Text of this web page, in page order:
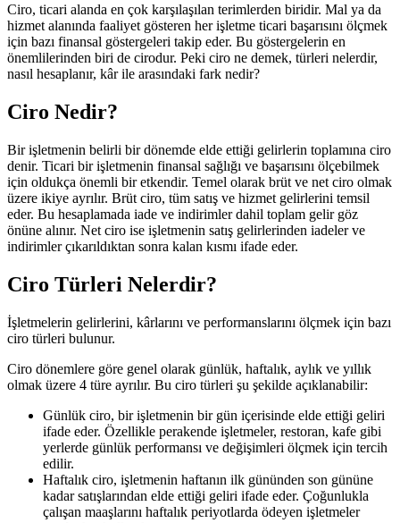
Ciro, ticari alanda en çok karşılaşılan terimlerden biridir. Mal ya da
hizmet alanında faaliyet gösteren her işletme ticari başarısını ölçmek
için bazı finansal göstergeleri takip eder. Bu göstergelerin en
önemlilerinden biri de cirodur. Peki ciro ne demek, türleri nelerdir,
nasıl hesaplanır, kâr ile arasındaki fark nedir?
Ciro Nedir?
Bir işletmenin belirli bir dönemde elde ettiği gelirlerin toplamına ciro
denir. Ticari bir işletmenin finansal sağlığı ve başarısını ölçebilmek
için oldukça önemli bir etkendir. Temel olarak brüt ve net ciro olmak
üzere ikiye ayrılır. Brüt ciro, tüm satış ve hizmet gelirlerini temsil
eder. Bu hesaplamada iade ve indirimler dahil toplam gelir göz
önüne alınır. Net ciro ise işletmenin satış gelirlerinden iadeler ve
indirimler çıkarıldıktan sonra kalan kısmı ifade eder.
Ciro Türleri Nelerdir?
İşletmelerin gelirlerini, kârlarını ve performanslarını ölçmek için bazı
ciro türleri bulunur.
Ciro dönemlere göre genel olarak günlük, haftalık, aylık ve yıllık
olmak üzere 4 türe ayrılır. Bu ciro türleri şu şekilde açıklanabilir:
Günlük ciro, bir işletmenin bir gün içerisinde elde ettiği geliri
ifade eder. Özellikle perakende işletmeler, restoran, kafe gibi
yerlerde günlük performansı ve değişimleri ölçmek için tercih
edilir.
Haftalık ciro, işletmenin haftanın ilk gününden son gününe
kadar satışlarından elde ettiği geliri ifade eder. Çoğunlukla
çalışan maaşlarını haftalık periyotlarda ödeyen işletmeler